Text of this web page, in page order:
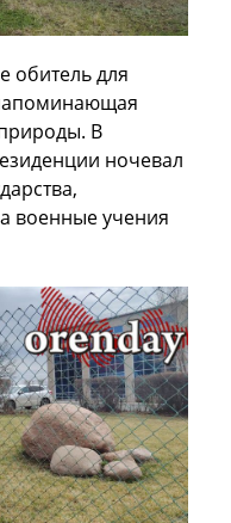
обитель для
В
ночевал
военные учения